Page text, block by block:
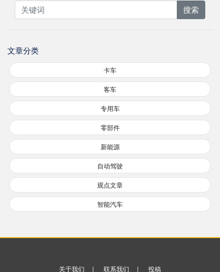
搜索
文章分类
卡车
客车
专用车
零部件
新能源
自动驾驶
观点文章
智能汽车
关于我们 | 联系我们 | 投稿